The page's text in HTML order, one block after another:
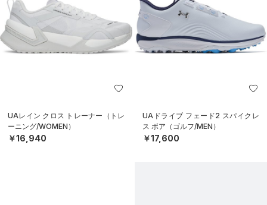
UAレイン クロス トレーナー（トレ
ーニング/WOMEN）
￥16,940
UAドライブ フェード2 スパイクレ
ス ボア（ゴルフ/MEN）
￥17,600